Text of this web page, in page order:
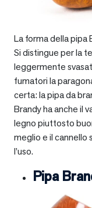
La forma della pipa
Si distingue per la
leggermente
fumatori la
certa: la pipa da
Brandy ha anche il
legno piuttosto
meglio e il cannello
l’uso.
Pipa